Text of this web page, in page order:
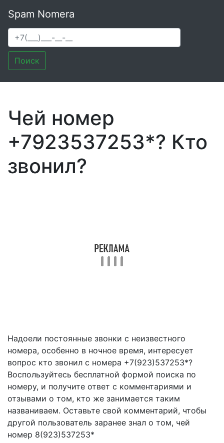
Spam Nomera
Поиск
Чей номер
+7923537253*? Кто
звонил?
Надоели постоянные звонки с неизвестного
номера, особенно в ночное время, интересует
вопрос кто звонил с номера +7(923)537253*?
Воспользуйтесь бесплатной формой поиска по
номеру, и получите ответ с комментариями и
отзывами о том, кто же занимается таким
названиваем. Оставьте свой комментарий, чтобы
другой пользователь заранее знал о том, чей
номер 8(923)537253*